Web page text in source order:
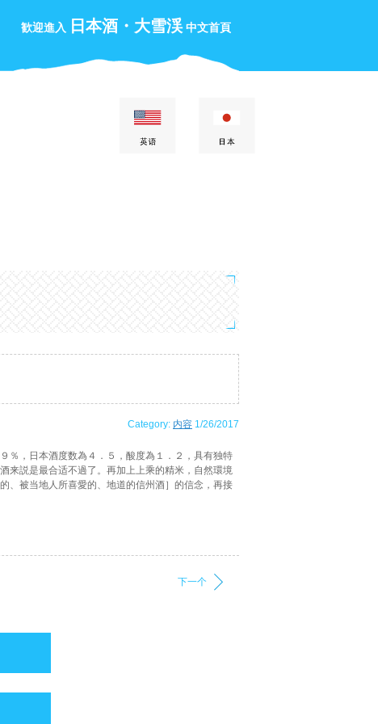
歓迎進入 日本酒・大雪渓中文首頁
Category: 内容 1/26/2017
％，日本酒度数為４．５，酸度為１．２，具有独特
来説是最合适不過了。再加上上乘的精米，自然環境
、被当地人所喜愛的、地道的信州酒］的信念，再接
下一个